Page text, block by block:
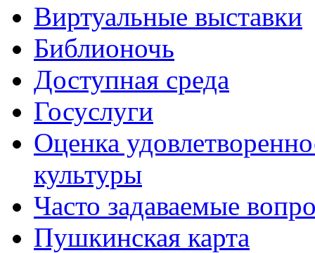
Виртуальные выставки
Библионочь
Доступная среда
Госуслуги
Оценка
культуры
Часто задаваемые
Пушкинская карта